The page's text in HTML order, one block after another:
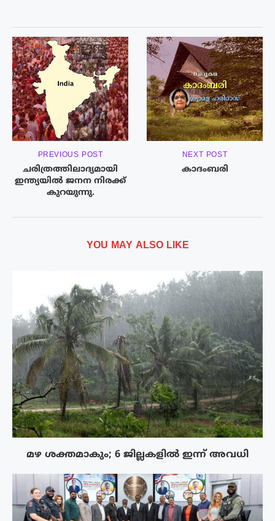
PREVIOUS POST
ചരിത്രത്തിലാദ്യമായി
ഇന്ത്യയിൽ ജനന നിരക്ക്
കുറയുന്നു.
NEXT POST
കാദംബരി
YOU MAY ALSO LIKE
മഴ ശക്തമാകും; 6 ജില്ലകളിൽ ഇന്ന് അവധി